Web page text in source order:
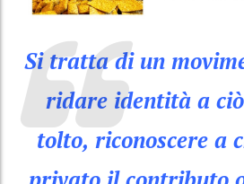
Si tratta di un
ridare identità a
tolto, riconoscere a